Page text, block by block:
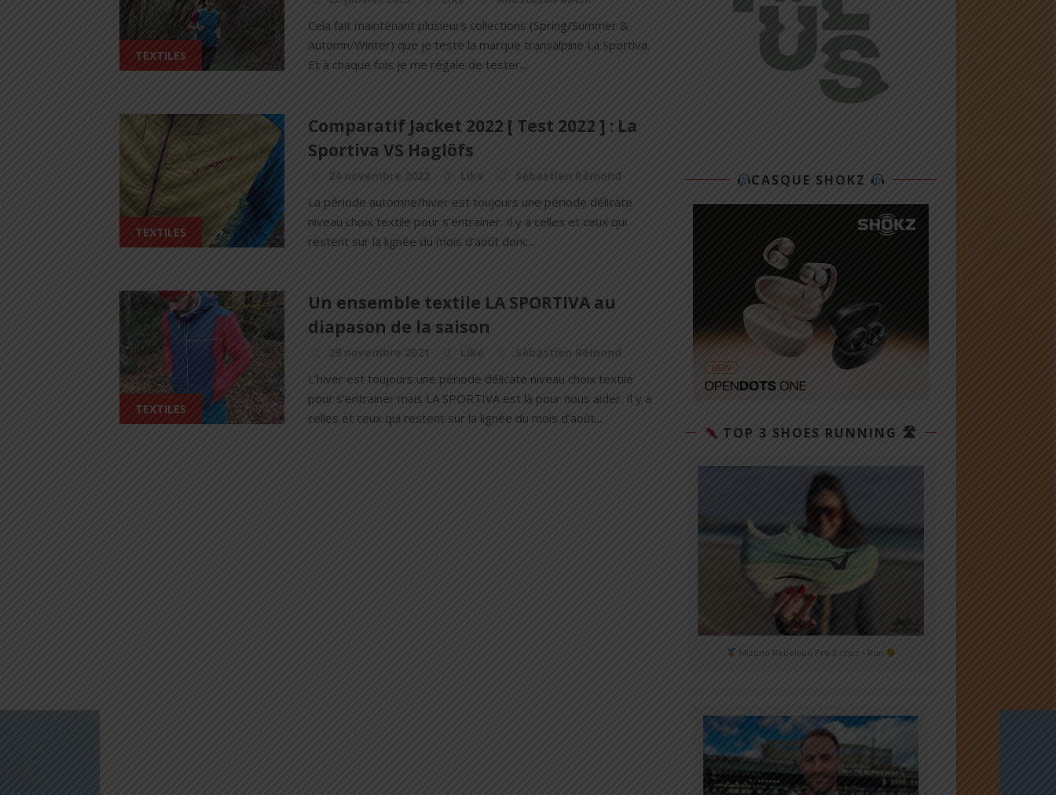
TEXTILES
Cela fait maintenant plusieurs collections (Spring/Summer &
Automn/Winter) que je teste la marque transalpine La Sportiva.
Et à chaque fois je me régale de tester...
TEXTILES
Comparatif Jacket 2022 [ Test 2022 ] : La
Sportiva VS Haglöfs
24 novembre 2022 Like Sébastien Rémond
La période automne/hiver est toujours une période délicate
niveau choix textile pour s’entrainer. Il y a celles et ceux qui
restent sur la lignée du mois d’août donc...
TEXTILES
Un ensemble textile LA SPORTIVA au
diapason de la saison
29 novembre 2021 Like Sébastien Rémond
L’hiver est toujours une période délicate niveau choix textile
pour s’entrainer mais LA SPORTIVA est là pour nous aider. Il y a
celles et ceux qui restent sur la lignée du mois d’août...
CASQUE SHOKZ
TOP 3 SHOES RUNNING 🛣
Mizuno Rebellion Pro 3 chez i-Run